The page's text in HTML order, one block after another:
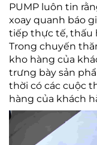
PUMP luôn tin
xoay quanh báo
tiếp thực tế, thấu
Trong chuyến
kho hàng của
trưng bày sản
thời có các cuộc
hàng của khách